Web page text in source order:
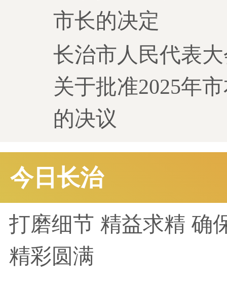
市长的决定
长治市人民代表
关于批准2025年
的决议
今日长治
打磨细节 精益求精 确
精彩圆满